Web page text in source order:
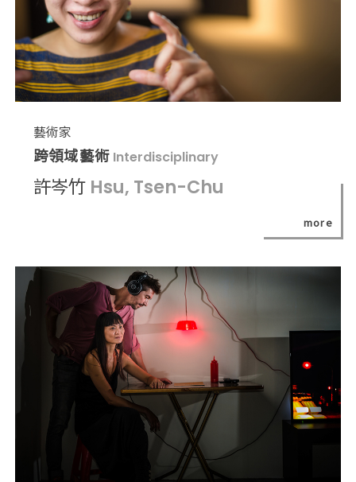
藝術家
跨領域藝術 Interdisciplinary
許岑竹 Hsu, Tsen-Chu
more